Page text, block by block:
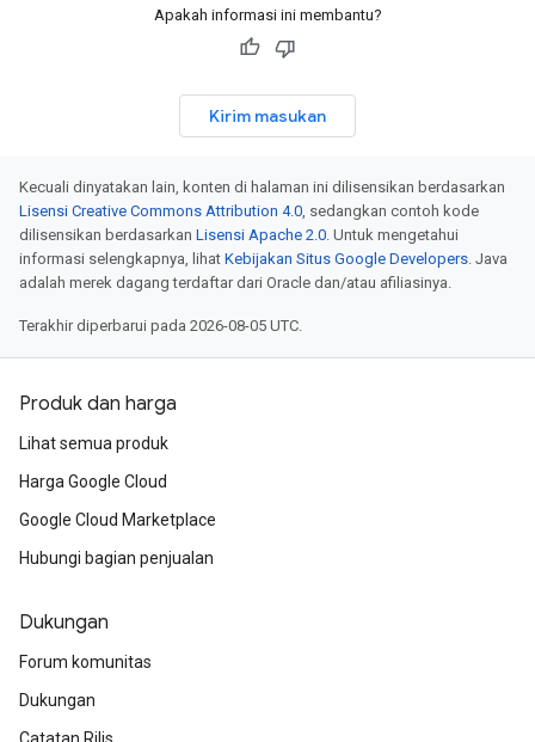
Apakah informasi ini membantu?
Kirim masukan
Kecuali dinyatakan lain, konten di halaman ini dilisensikan berdasarkan
Lisensi Creative Commons Attribution 4.0 , sedangkan contoh kode
dilisensikan berdasarkan Lisensi Apache 2.0 . Untuk mengetahui
informasi selengkapnya, lihat Kebijakan Situs Google Developers . Java
adalah merek dagang terdaftar dari Oracle dan/atau afiliasinya.
Terakhir diperbarui pada 2026-08-05 UTC.
Produk dan harga
Lihat semua produk
Harga Google Cloud
Google Cloud Marketplace
Hubungi bagian penjualan
Dukungan
Forum komunitas
Dukungan